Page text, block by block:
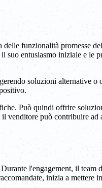
funzionalità promesse
entusiasmo iniziale e le
soluzioni alternative
Può quindi offrire
venditore può contribuire
l'engagement, il team
inizia a mettere